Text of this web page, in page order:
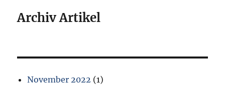
Archiv Artikel
November 2022 (1)